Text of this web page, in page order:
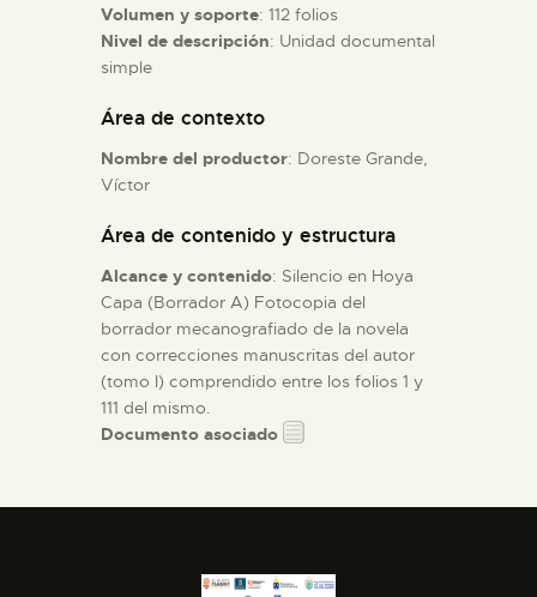
DIDÁCTICA
ESPAÑOL
Volumen y soporte: 112 folios
Nivel de descripción: Unidad documental
simple
Área de contexto
Nombre del productor: Doreste Grande,
Víctor
Área de contenido y estructura
Alcance y contenido: Silencio en Hoya
Capa (Borrador A) Fotocopia del
borrador mecanografiado de la novela
con correcciones manuscritas del autor
(tomo I) comprendido entre los folios 1 y
111 del mismo.
Documento asociado